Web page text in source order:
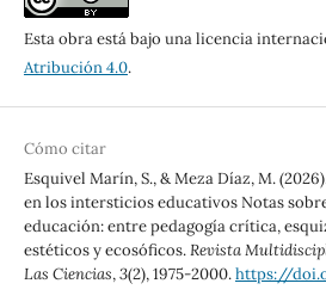
Esta obra está bajo una licencia
Atribución 4.0.
Cómo citar
Esquivel Marín, S., & Meza Díaz, M.
en los intersticios educativos Notas
educación: entre pedagogía crítica,
estéticos y ecosóficos.Revista
Las Ciencias,3(2), 1975-2000.https://